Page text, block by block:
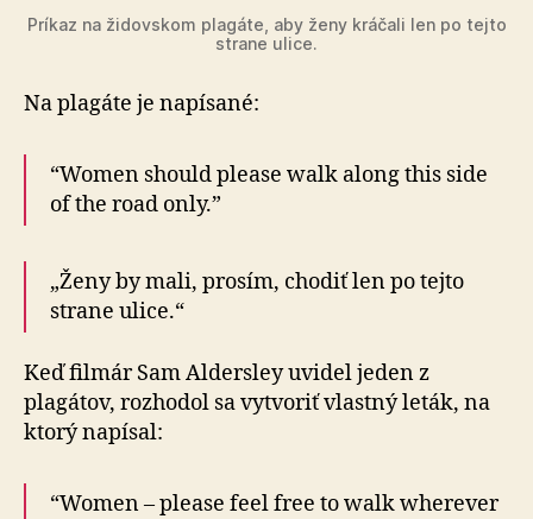
Príkaz na židovskom plagáte, aby ženy kráčali len po tejto
strane ulice.
Na plagáte je napísané:
“Women should please walk along this side
of the road only.”
„Ženy by mali, prosím, chodiť len po tejto
strane ulice.“
Keď filmár Sam Aldersley uvidel jeden z
plagátov, rozhodol sa vytvoriť vlastný leták, na
ktorý napísal:
“Women – please feel free to walk wherever